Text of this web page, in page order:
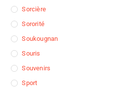
Sorcière
Sororité
Soukougnan
Souris
Souvenirs
Sport